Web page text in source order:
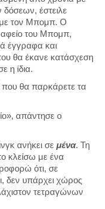
δόσεων, έστειλε
με τον Μπομπ. Ο
του Μπομπ,
έγγραφα και
θα έκανε κατάσχεση
η ίδια.
θα παρκάρετε τα
απάντησε ο
ανήκει σε μένα. Τη
κλείσω με ένα
ότι, σε
δεν υπάρχει χώρος
τετραγώνων